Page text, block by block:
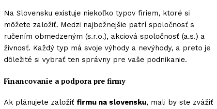
Na Slovensku existuje niekoľko typov firiem, ktoré si
môžete založiť. Medzi najbežnejšie patrí spoločnosť s
ručením obmedzeným (s.r.o.), akciová spoločnosť (a.s.) a
živnosť. Každý typ má svoje výhody a nevýhody, a preto je
dôležité si vybrať ten správny pre vaše podnikanie.
Financovanie a podpora pre firmy
Ak plánujete založiť firmu na slovensku, mali by ste zvážiť